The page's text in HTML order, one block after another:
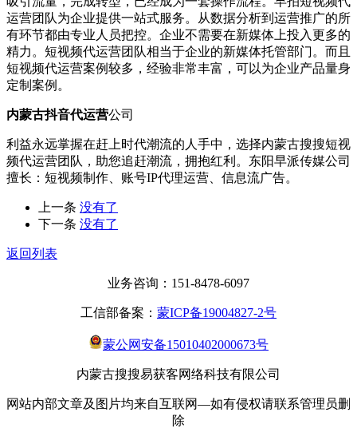
运营团队为企业提供一站式服务。从数据分析到运营推广的所
有环节都由专业人员把控。企业不需要在新媒体上投入更多的
精力。短视频代运营团队相当于企业的新媒体托管部门。而且
短视频代运营案例较多，经验非常丰富，可以为企业产品量身
定制案例。
内蒙古抖音代运营公司
利益永远掌握在赶上时代潮流的人手中，选择内蒙古搜搜短视
频代运营团队，助您追赶潮流，拥抱红利。东阳早派传媒公司
擅长：短视频制作、账号IP代理运营、信息流广告。
上一条 没有了
下一条 没有了
返回列表
业务咨询：151-8478-6097
工信部备案： 蒙ICP备19004827-2号
蒙公网安备15010402000673号
内蒙古搜搜易获客网络科技有限公司
网站内部文章及图片均来自互联网—如有侵权请联系管理员删
除